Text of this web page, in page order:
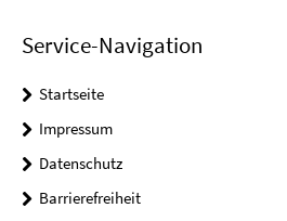
Service-Navigation
Startseite
Impressum
Datenschutz
Barrierefreiheit